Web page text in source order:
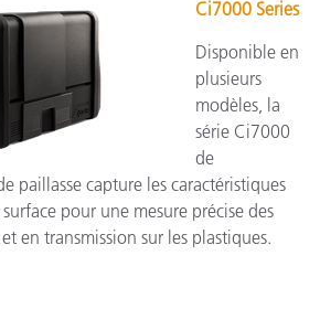
Ci7000 Series
Disponible en
plusieurs
modèles, la
série Ci7000
de
paillasse capture les caractéristiques
pour une mesure précise des
en transmission sur les plastiques.